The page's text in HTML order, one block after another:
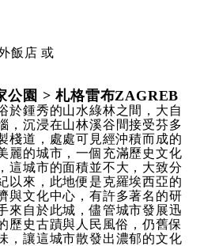
飯店 或
公園 > 札格雷布ZAGREB
於鍾秀的山水綠林之間，大自
，沉浸在山林溪谷間接受芬多
棧道，處處可見經沖積而成的
麗的城市，一個充滿歷史文化
這城市的面積並不大，大致分
以來，此地便是克羅埃西亞的
與文化中心，有許多著名的研
來自於此城，儘管城市發展迅
歷史古蹟與人民風俗，仍舊保
，讓這城市散發出濃郁的文化